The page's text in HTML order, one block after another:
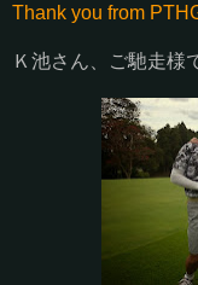
Thank you from
Ｋ池さん、ご馳走様